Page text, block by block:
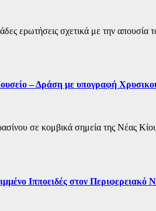
ερωτήσεις σχετικά με την
– Δράση με υπογραφή
σε κομβικά σημεία της Νέας
Ιπποειδές στον Περιφερειακό